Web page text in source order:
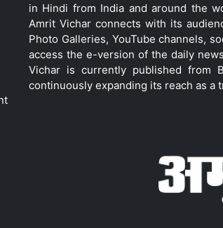
in Hindi from India and around the
Amrit Vichar connects with its
Photo Galleries, YouTube channels,
access the e-version of the daily
Vichar is currently published from
continuously expanding its reach as a